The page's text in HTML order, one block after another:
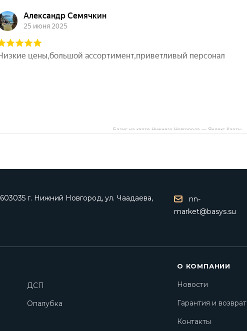
Базис на карте Нижнего Новгорода — Яндекс Карты
603035 г. Нижний Новгород, ул. Чаадаева,
nn-
market@basys.su
ДСП
Опалубка
О КОМПАНИИ
Новости
Гарантия и возврат
Контакты